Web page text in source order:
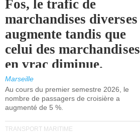
Fos, le trafic de
marchandises diverses
augmente tandis que
celui des marchandises
en vrac diminue.
Marseille
Au cours du premier semestre 2026, le
nombre de passagers de croisière a
augmenté de 5 %.
TRANSPORT MARITIME